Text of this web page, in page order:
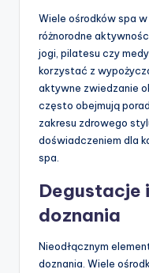
Wiele ośrodków spa
różnorodne
jogi, pilatesu czy
korzystać z
aktywne zwiedzanie
często obejmują
zakresu zdrowego
doświadczeniem dla
spa.
Degustacje
doznania
Nieodłącznym
doznania. Wiele